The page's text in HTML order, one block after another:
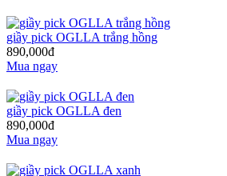
giầy pick OGLLA trắng hồng
890,000đ
Mua ngay
giầy pick OGLLA đen
890,000đ
Mua ngay